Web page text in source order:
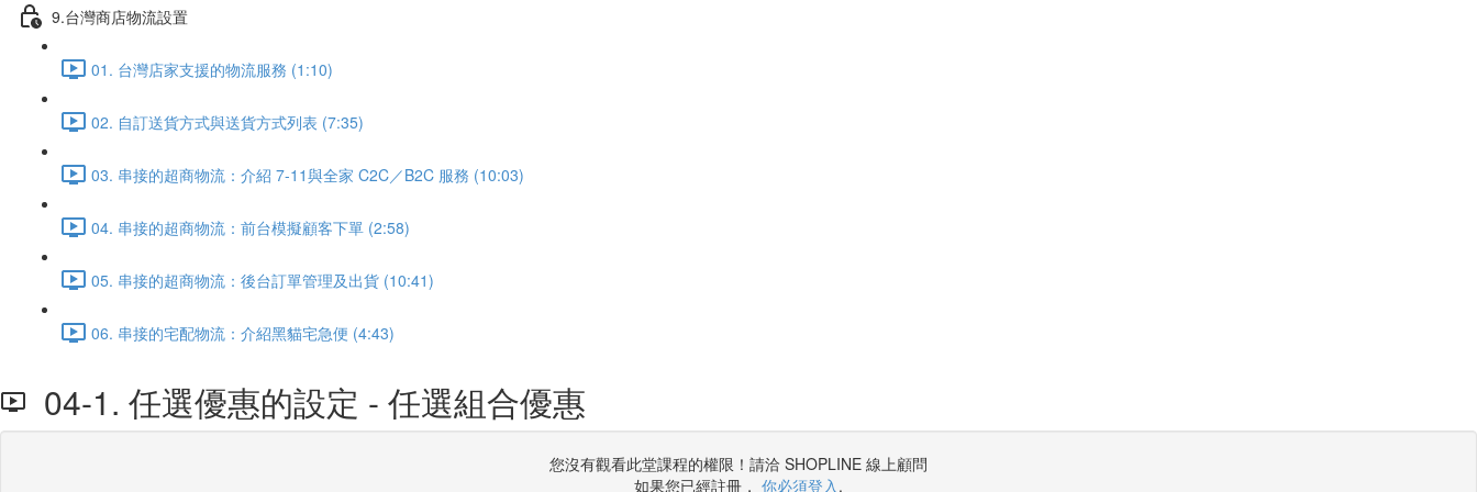
9.台灣商店物流設置
01. 台灣店家支援的物流服務 (1:10)
02. 自訂送貨方式與送貨方式列表 (7:35)
03. 串接的超商物流：介紹 7-11與全家 C2C／B2C 服務 (10:03)
04. 串接的超商物流：前台模擬顧客下單 (2:58)
05. 串接的超商物流：後台訂單管理及出貨 (10:41)
06. 串接的宅配物流：介紹黑貓宅急便 (4:43)
04-1. 任選優惠的設定 - 任選組合優惠
您沒有觀看此堂課程的權限！請洽 SHOPLINE 線上顧問
如果您已經註冊， 你必須登入.